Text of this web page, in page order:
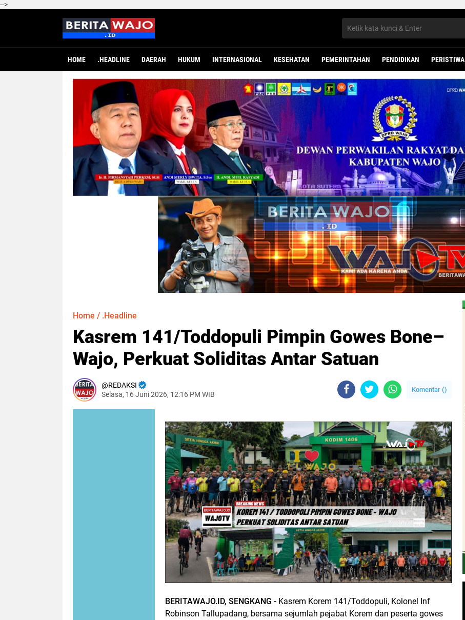
-->
HOME .HEADLINE DAERAH HUKUM INTERNASIONAL KESEHATAN PEMERINTAHAN PENDIDIKAN PERISTIWA
Home / .Headline
Kasrem 141/Toddopuli Pimpin Gowes Bone–
Wajo, Perkuat Soliditas Antar Satuan
REDAKSI
Selasa, 16 Juni 2026, 12:16 PM WIB
Komentar ()
BERITAWAJO.ID, SENGKANG - Kasrem Korem 141/Toddopuli, Kolonel Inf
Robinson Tallupadang, bersama sejumlah pejabat Korem dan peserta gowes